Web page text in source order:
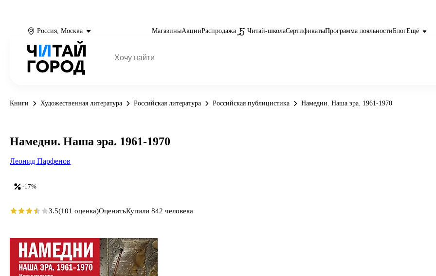
Россия, Москва МагазиныАкцииРаспродажа Читай-школаСертификатыПрограмма лояльностиБлогЕщё
Книги Художественная литература Российская литература Российская публицистика Намедни. Наша эра. 1961-1970
-17%
Намедни. Наша эра. 1961-1970
Леонид Парфенов
3.5(101 оценка)ОценитьКупили 842 человека